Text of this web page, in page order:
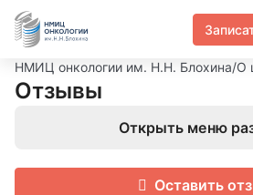
НМИЦ онкологии им. Н.Н. Блохина/О
Отзывы
Открыть меню
Оставить